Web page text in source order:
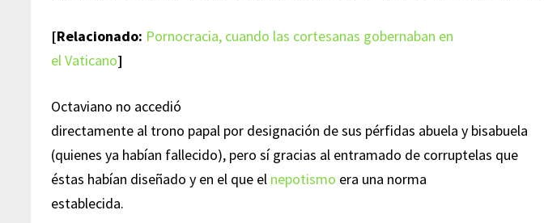
[Relacionado: Pornocracia, cuando las cortesanas gobernaban en
el Vaticano]
Octaviano no accedió
directamente al trono papal por designación de sus pérfidas abuela y bisabuela
(quienes ya habían fallecido), pero sí gracias al entramado de corruptelas que
éstas habían diseñado y en el que el nepotismo era una norma
establecida.